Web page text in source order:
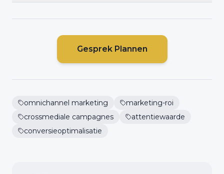
Gesprek Plannen
omnichannel marketing
marketing-roi
crossmediale campagnes
attentiewaarde
conversieoptimalisatie